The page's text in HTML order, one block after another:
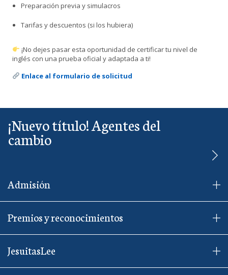
Preparación previa y simulacros
Tarifas y descuentos (si los hubiera)
¡No dejes pasar esta oportunidad de certificar tu nivel de
inglés con una prueba oficial y adaptada a ti!
Enlace al formulario de solicitud
¡Nuevo título! Agentes del
cambio
Admisión
Premios y reconocimientos
JesuitasLee